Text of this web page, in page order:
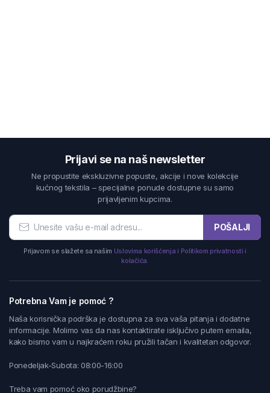
Prijavi se na naš newsletter
Ne propustite ekskluzivne popuste, akcije i nove kolekcije
kućnog tekstila – specijalne ponude dostupne su samo
prijavljenim kupcima.
POŠALJI
Prijavom se slažete sa našim Uslovima korišćenja i Politikom privatnosti i
kolačića.
Potrebna Vam je pomoć ?
Naša korisnička podrška je dostupna za sva vaša pitanja i dodatne
informacije. Molimo vas da nas kontaktirate isključivo putem emaila,
kako bismo vam u najkraćem roku pružili tačan i kvalitetan odgovor.
Ponedeljak-Subota: 08:00-16:00
Treba vam pomoć oko porudžbine?